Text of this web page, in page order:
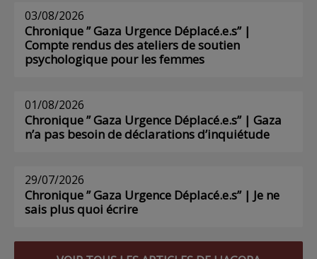
03/08/2026
Chronique ” Gaza Urgence Déplacé.e.s” |
Compte rendus des ateliers de soutien
psychologique pour les femmes
01/08/2026
Chronique ” Gaza Urgence Déplacé.e.s” | Gaza
n’a pas besoin de déclarations d’inquiétude
29/07/2026
Chronique ” Gaza Urgence Déplacé.e.s” | Je ne
sais plus quoi écrire